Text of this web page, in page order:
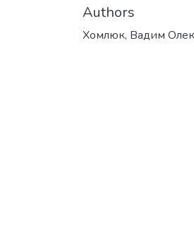
Authors
Хомлюк, Вадим